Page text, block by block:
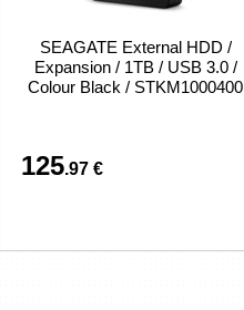
SEAGATE External HDD /
Expansion / 1TB / USB 3.0 /
Colour Black / STKM1000400
125.97 €